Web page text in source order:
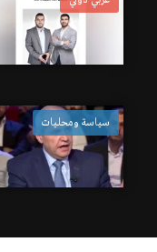
سياسة ومحليات